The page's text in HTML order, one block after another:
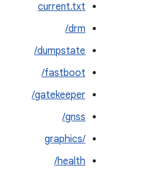
current.txt
drm/
dumpstate/
fastboot/
gatekeeper/
gnss/
graphics/‎
health/